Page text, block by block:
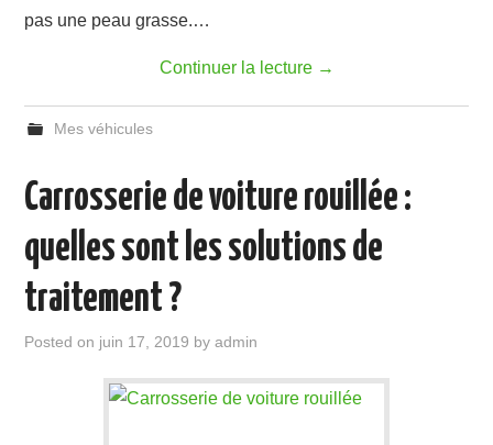
pas une peau grasse.…
Continuer la lecture →
Mes véhicules
Carrosserie de voiture rouillée :
quelles sont les solutions de
traitement ?
Posted on juin 17, 2019 byadmin